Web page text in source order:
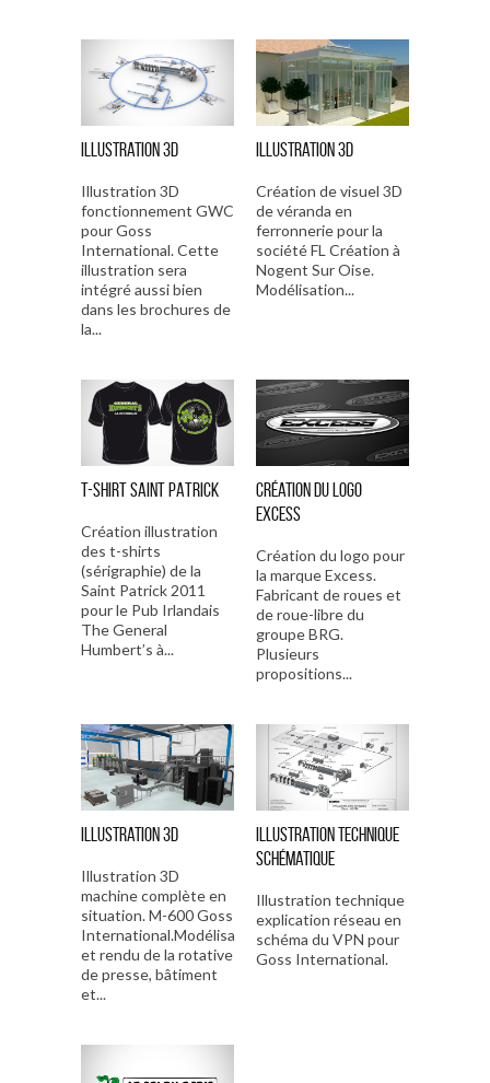
Illustration 3D
Illustration 3D
fonctionnement GWC
pour Goss
International. Cette
illustration sera
intégré aussi bien
dans les brochures de
la...
Illustration 3D
Création de visuel 3D
de véranda en
ferronnerie pour la
société FL Création à
Nogent Sur Oise.
Modélisation...
T-SHIRT SAINT PATRICK
Création illustration
des t-shirts
(sérigraphie) de la
Saint Patrick 2011
pour le Pub Irlandais
The General
Humbert’s à...
Création du logo
Excess
Création du logo pour
la marque Excess.
Fabricant de roues et
de roue-libre du
groupe BRG.
Plusieurs
propositions...
Illustration 3D
Illustration 3D
machine complète en
situation. M-600 Goss
International.Modélisation
et rendu de la rotative
de presse, bâtiment
et...
Illustration technique
schématique
Illustration technique
explication réseau en
schéma du VPN pour
Goss International.